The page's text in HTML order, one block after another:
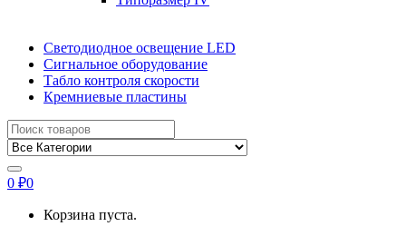
Светодиодное освещение LED
Сигнальное оборудование
Табло контроля скорости
Кремниевые пластины
Найти:
0 ₽0
Корзина пуста.